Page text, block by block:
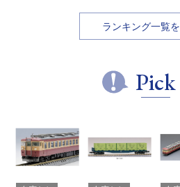
+5100系 冷
房増備車 7
ランキング一覧